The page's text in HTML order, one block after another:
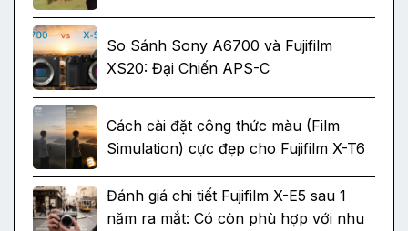
So Sánh Sony A6700 và Fujifilm
XS20: Đại Chiến APS-C
Cách cài đặt công thức màu (Film
Simulation) cực đẹp cho Fujifilm X-T6
Đánh giá chi tiết Fujifilm X-E5 sau 1
năm ra mắt: Có còn phù hợp với nhu